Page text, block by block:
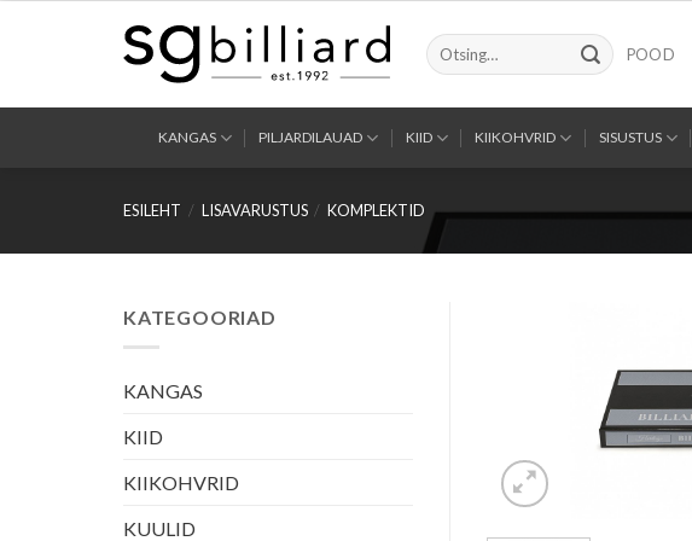
Otsi:
POOD
KANGAS PILJARDILAUAD KIID KIIKOHVRID SISUSTUS
ESILEHT / LISAVARUSTUS / KOMPLEKTID
KATEGOORIAD
KANGAS
KIID
KIIKOHVRID
KUULID